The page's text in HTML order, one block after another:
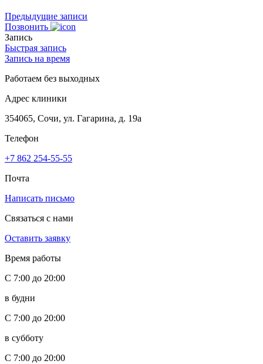
Предыдущие записи
Позвонить
Запись
Быстрая запись
Запись на время
Работаем без выходных
Адрес клиники
354065, Сочи, ул. Гагарина, д. 19а
Телефон
+7 862 254-55-55
Почта
Написать письмо
Связаться с нами
Оставить заявку
Время работы
С 7:00 до 20:00
в будни
С 7:00 до 20:00
в субботу
С 7:00 до 20:00